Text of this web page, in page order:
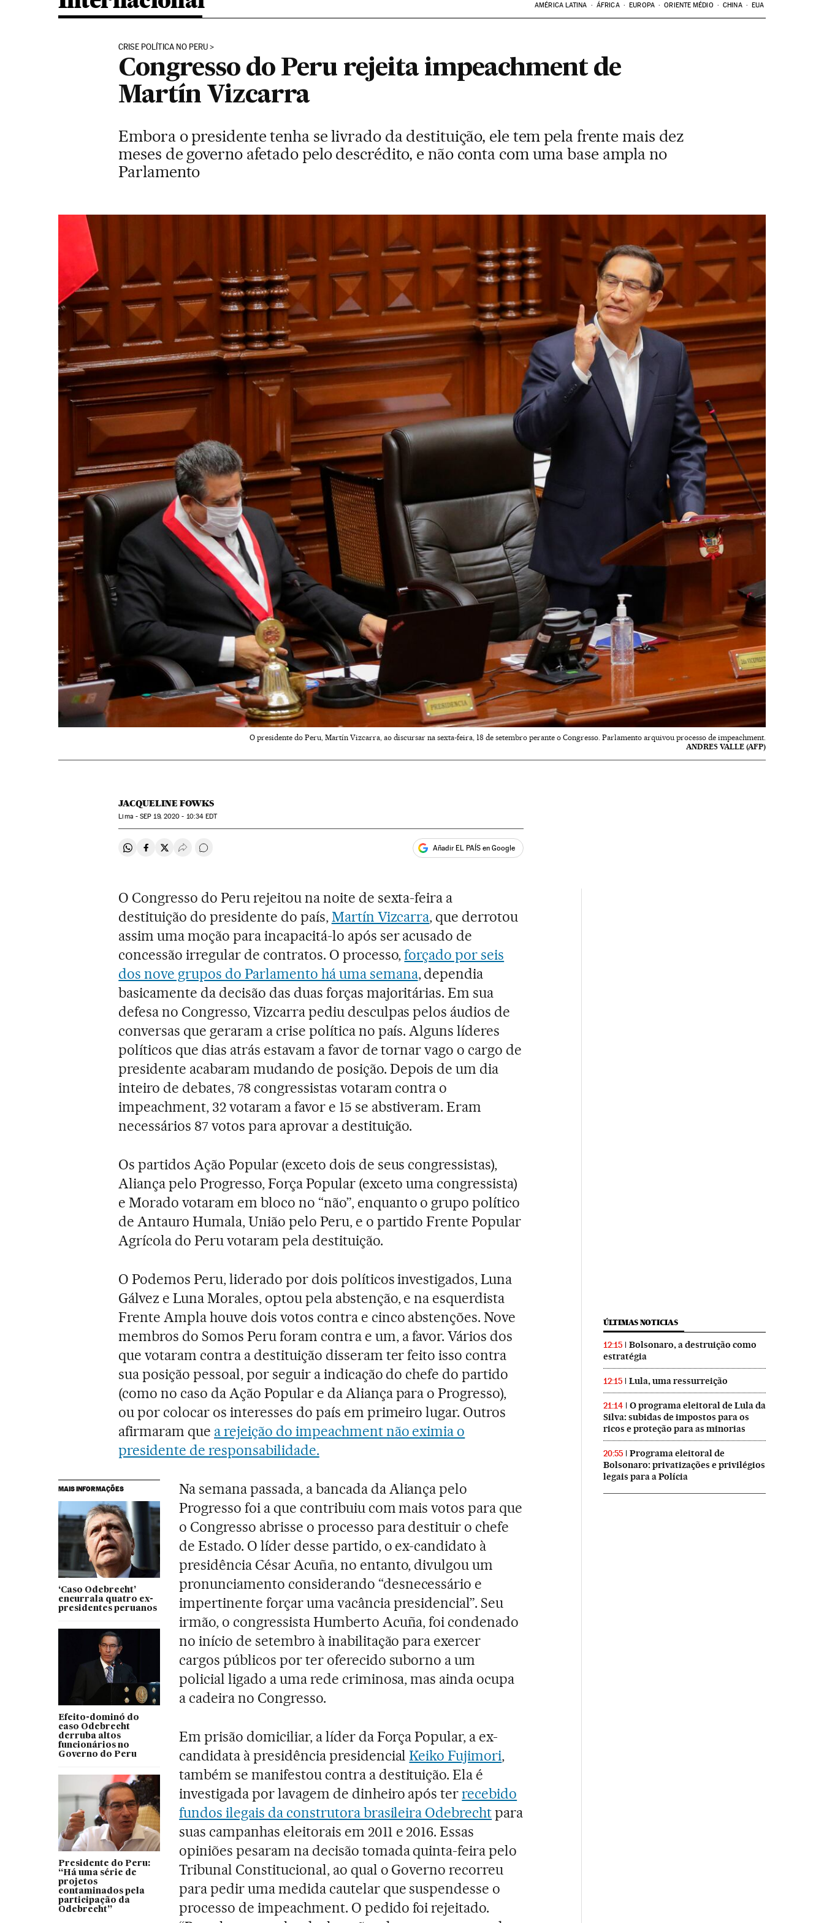
AMÉRICA LATINA ÁFRICA EUROPA ORIENTE MÉDIO CHINA EUA
CRISE POLÍTICA NO PERU
Congresso do Peru rejeita impeachment de
Martín Vizcarra
Embora o presidente tenha se livrado da destituição, ele tem pela frente mais dez
meses de governo afetado pelo descrédito, e não conta com uma base ampla no
Parlamento
O presidente do Peru, Martín Vizcarra, ao discursar na sexta-feira, 18 de setembro perante o Congresso. Parlamento arquivou processo de impeachment.
ANDRES VALLE (AFP)
JACQUELINE FOWKS
Lima -SEP 19, 2020 - 10:34 EDT
Compartir en Whatsapp
Compartir en Facebook
Compartir en Twitter
Desplegar Redes Sociales
Comentários Añadir EL PAÍS en Google
O Congresso do Peru rejeitou na noite de sexta-feira a
destituição do presidente do país,Martín Vizcarra, que derrotou
assim uma moção para incapacitá-lo após ser acusado de
concessão irregular de contratos. O processo,forçado por seis
dos nove grupos do Parlamento há uma semana, dependia
basicamente da decisão das duas forças majoritárias. Em sua
defesa no Congresso, Vizcarra pediu desculpas pelos áudios de
conversas que geraram a crise política no país. Alguns líderes
políticos que dias atrás estavam a favor de tornar vago o cargo de
presidente acabaram mudando de posição. Depois de um dia
inteiro de debates, 78 congressistas votaram contra o
impeachment, 32 votaram a favor e 15 se abstiveram. Eram
necessários 87 votos para aprovar a destituição.
Os partidos Ação Popular (exceto dois de seus congressistas),
Aliança pelo Progresso, Força Popular (exceto uma congressista)
e Morado votaram em bloco no “não”, enquanto o grupo político
de Antauro Humala, União pelo Peru, e o partido Frente Popular
Agrícola do Peru votaram pela destituição.
O Podemos Peru, liderado por dois políticos investigados, Luna
Gálvez e Luna Morales, optou pela abstenção, e na esquerdista
Frente Ampla houve dois votos contra e cinco abstenções. Nove
membros do Somos Peru foram contra e um, a favor. Vários dos
que votaram contra a destituição disseram ter feito isso contra
sua posição pessoal, por seguir a indicação do chefe do partido
(como no caso da Ação Popular e da Aliança para o Progresso),
ou por colocar os interesses do país em primeiro lugar. Outros
afirmaram que a rejeição do impeachment não eximia o
presidente de responsabilidade.
MAIS INFORMAÇÕES
‘Caso Odebrecht’
encurrala quatro ex-
presidentes peruanos
Efeito-dominó do
caso Odebrecht
derruba altos
funcionários no
Governo do Peru
Presidente do Peru:
“Há uma série de
projetos
contaminados pela
participação da
Odebrecht”
Na semana passada, a bancada da Aliança pelo
Progresso foi a que contribuiu com mais votos para que
o Congresso abrisse o processo para destituir o chefe
de Estado. O líder desse partido, o ex-candidato à
presidência César Acuña, no entanto, divulgou um
pronunciamento considerando “desnecessário e
impertinente forçar uma vacância presidencial”. Seu
irmão, o congressista Humberto Acuña, foi condenado
no início de setembro à inabilitação para exercer
cargos públicos por ter oferecido suborno a um
policial ligado a uma rede criminosa, mas ainda ocupa
a cadeira no Congresso.
Em prisão domiciliar, a líder da Força Popular, a ex-
candidata à presidência presidencialKeiko Fujimori,
também se manifestou contra a destituição. Ela é
investigada por lavagem de dinheiro após terrecebido
fundos ilegais da construtora brasileira Odebrechtpara
suas campanhas eleitorais em 2011 e 2016. Essas
opiniões pesaram na decisão tomada quinta-feira pelo
Tribunal Constitucional, ao qual o Governo recorreu
para pedir uma medida cautelar que suspendesse o
processo de impeachment. O pedido foi rejeitado.
ÚLTIMAS NOTICIAS
12:15
Bolsonaro, a destruição como
estratégia
12:15 Lula, uma ressurreição
21:14
O programa eleitoral de Lula da
Silva: subidas de impostos para os
ricos e proteção para as minorias
20:55
Programa eleitoral de
Bolsonaro: privatizações e privilégios
legais para a Polícia